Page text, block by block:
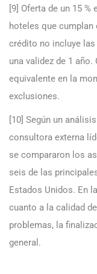
[9] Oferta de un 15
hoteles que
crédito no incluye
una validez de 1 año.
equivalente en la
exclusiones.
[10] Según un
consultora externa
se compararon los
seis de las
Estados Unidos. En
cuanto a la calidad
problemas, la
general.